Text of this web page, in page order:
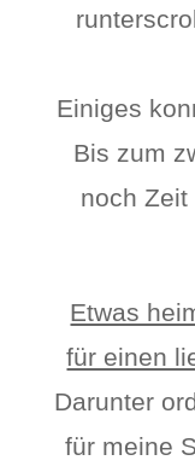
Einiges
Bis zum
noch
Etwas
für einen
Darunter
für meine